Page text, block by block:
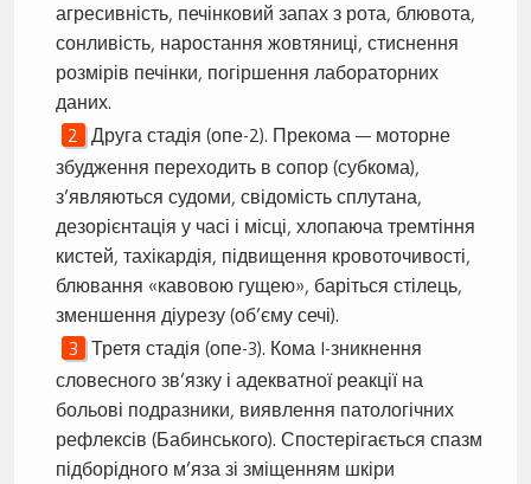
агресивність, печінковий запах з рота, блювота,
сонливість, наростання жовтяниці, стиснення
розмірів печінки, погіршення лабораторних
даних.
Друга стадія (опе-2). Прекома — моторне
збудження переходить в сопор (субкома),
з’являються судоми, свідомість сплутана,
дезорієнтація у часі і місці, хлопаюча тремтіння
кистей, тахікардія, підвищення кровоточивості,
блювання «кавовою гущею», баріться стілець,
зменшення діурезу (об’єму сечі).
Третя стадія (опе-3). Кома I-зникнення
словесного зв’язку і адекватної реакції на
больові подразники, виявлення патологічних
рефлексів (Бабинського). Спостерігається спазм
підборідного м’яза зі зміщенням шкіри